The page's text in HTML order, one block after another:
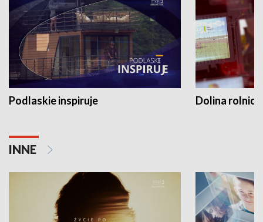
Podlaskie inspiruje Dolina
INNE